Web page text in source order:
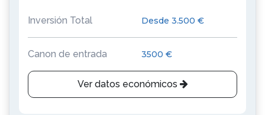
Inversión Total Desde 3.500 €
Canon de entrada 3500 €
Ver datos económicos